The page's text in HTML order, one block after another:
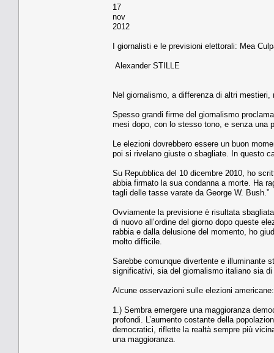
17
nov
2012
I giornalisti e le previsioni elettorali: Mea
Alexander STILLE
Nel giornalismo, a differenza di altri
Spesso grandi firme del giornalismo
mesi dopo, con lo stesso tono, e senza una
Le elezioni dovrebbero essere un buon
poi si rivelano giuste o sbagliate. In questo
Su Repubblica del 10 dicembre 2010, ho
abbia firmato la sua condanna a morte. Ha
tagli delle tasse varate da George W. Bush.”
Ovviamente la previsione è risultata
di nuovo all’ordine del giorno dopo queste
rabbia e dalla delusione del momento, ho
molto difficile.
Sarebbe comunque divertente e illuminante
significativi, sia del giornalismo italiano sia
Alcune osservazioni sulle elezioni americane:
1.) Sembra emergere una maggioranza
profondi. L’aumento costante della
democratici, riflette la realtà sempre più
una maggioranza.